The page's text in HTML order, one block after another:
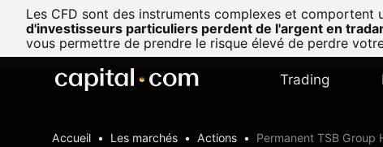
Les CFD sont des instruments complexes et
d'investisseurs particuliers perdent de l'argent en
vous permettre de prendre le risque élevé de perdre
Trading
Accueil Les marchés Actions Permanent TSB Group